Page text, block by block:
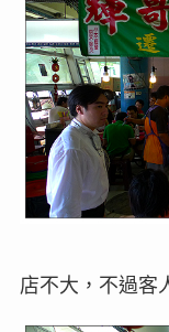
店不大，不過客